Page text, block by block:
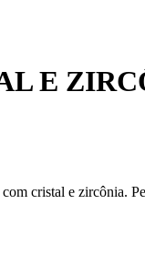
E
cristal e zircônia.